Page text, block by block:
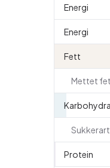
Energi
Energi
Fett
Mettet
Protein